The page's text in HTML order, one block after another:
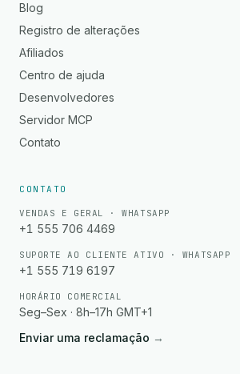
Blog
Registro de alterações
Afiliados
Centro de ajuda
Desenvolvedores
Servidor MCP
Contato
CONTATO
VENDAS E GERAL · WHATSAPP
+1 555 706 4469
SUPORTE AO CLIENTE ATIVO · WHATSAPP
+1 555 719 6197
HORÁRIO COMERCIAL
Seg–Sex · 8h–17h GMT+1
Enviar uma reclamação →